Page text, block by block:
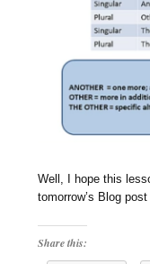
Well, I hope this
tomorrow’s Blog
Share this: